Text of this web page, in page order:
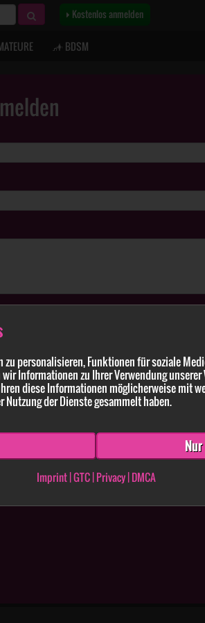
personalisieren, Funktionen für soziale
Informationen zu Ihrer Verwendung
diese Informationen möglicherweise mit
der Dienste gesammelt haben.
Imprint|GTC|Privacy|DMCA
Kostenlos anmelden
BDSM
Angaben und Anführungen richtig und